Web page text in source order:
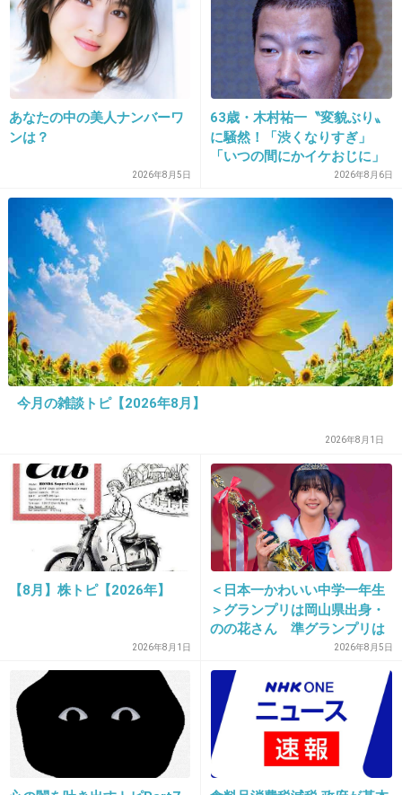
出典：livedoor.blogimg.jp
+19 -59
アイドルのなれの果て…
+276
3. 匿名2013/05/06(月) 17:47:38
これはガチのヌード(((( ；ﾟДﾟ)))
4. 匿名
MUTEKIさんがアップを始めました
あなたの中の美人ナンバーワ
ンは？
2026年8月5日
63歳・木村祐一〝変貌ぶり〟
に騒然！「渋くなりすぎ」
「いつの間にかイケおじに」
2026年8月6日
今月の雑談トピ【2026年8月】
2026年8月1日
【8月】株トピ【2026年】
2026年8月1日
＜日本一かわいい中学一年生
＞グランプリは岡山県出身・
のの花さん 準グランプリは
徳島県出身・つむぎさん2026年8月5日